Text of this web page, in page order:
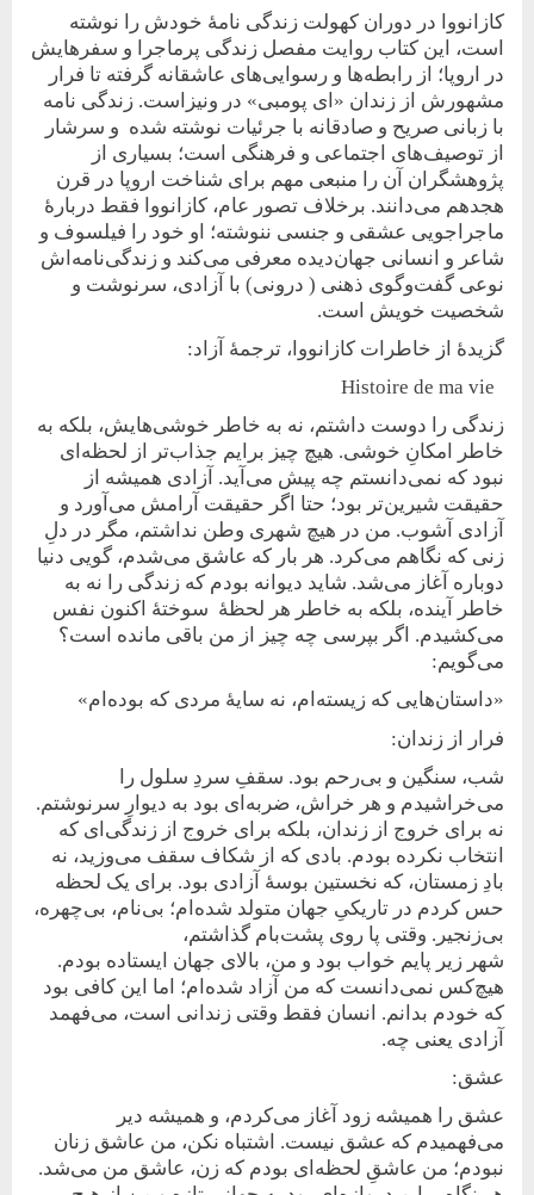
کازانووا در دوران کهولت زندگی نامۀ خودش را نوشته
است، این کتاب روایت مفصل زندگی پرماجرا و سفرهایش
در اروپا؛ از رابطه‌ها و رسوایی‌های عاشقانه گرفته تا فرار
مشهورش از زندان «ای پومبی» در ونیزاست. زندگی نامه
با زبانی صریح و صادقانه با جرئیات نوشته شده و سرشار
از توصیف‌های اجتماعی و فرهنگی است؛ بسیاری از
پژوهشگران آن را منبعی مهم برای شناخت اروپا در قرن
هجدهم می‌دانند. برخلاف تصور عام، کازانووا فقط دربارۀ
ماجراجویی عشقی و جنسی ننوشته؛ او خود را فیلسوف و
شاعر و انسانی جهان‌دیده معرفی می‌کند و زندگی‌نامه‌اش
نوعی گفت‌وگوی ذهنی ( درونی) با آزادی، سرنوشت و
شخصیت خویش است.
گزیدۀ از خاطرات کازانووا، ترجمۀ آزاد:
زندگی را دوست داشتم، نه به خاطر خوشی‌هایش، بلکه به
خاطر امکانِ خوشی. هیچ چیز برایم جذاب‌تر از لحظه‌ای
نبود که نمی‌دانستم چه پیش می‌آید. آزادی همیشه از
حقیقت شیرین‌تر بود؛ حتا اگر حقیقت آرامش می‌آورد و
آزادی آشوب. من در هیچ شهری وطن نداشتم، مگر در دلِ
زنی که نگاهم می‌کرد. هر بار که عاشق می‌شدم، گویی دنیا
دوباره آغاز می‌شد. شاید دیوانه بودم که زندگی را نه به
خاطر آینده، بلکه به خاطر هر لحظۀ سوختۀ اکنون نفس
می‌کشیدم. اگر بپرسی چه چیز از من باقی مانده است؟
می‌گویم:
«داستان‌هایی که زیسته‌ام، نه سایۀ مردی که بوده‌ام»
فرار از زندان:
شب، سنگین و بی‌رحم بود. سقفِ سردِ سلول را
می‌خراشیدم و هر خراش، ضربه‌ای بود به دیوارِ سرنوشتم.
نه برای خروج از زندان، بلکه برای خروج از زندگی‌ای که
انتخاب نکرده بودم. بادی که از شکاف سقف می‌وزید، نه
بادِ زمستان، که نخستین بوسۀ آزادی بود. برای یک لحظه
حس کردم در تاریکیِ جهان متولد شده‌ام؛ بی‌نام، بی‌چهره،
بی‌زنجیر. وقتی پا روی پشت‌بام گذاشتم،
شهر زیر پایم خواب بود و من، بالای جهان ایستاده بودم.
هیچ‌کس نمی‌دانست که من آزاد شده‌ام؛ اما این کافی بود
که خودم بدانم. انسان فقط وقتی زندانی است، می‌فهمد
آزادی یعنی چه.
عشق:
عشق را همیشه زود آغاز می‌کردم، و همیشه دیر
می‌فهمیدم که عشق نیست. اشتباه نکن، من عاشق زنان
نبودم؛ من عاشقِ لحظه‌ای بودم که زن، عاشق من می‌شد.